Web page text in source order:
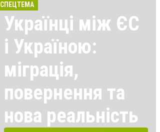
СПЕЦТЕМА
Українці між ЄС
і Україною:
міграція,
повернення та
нова реальність